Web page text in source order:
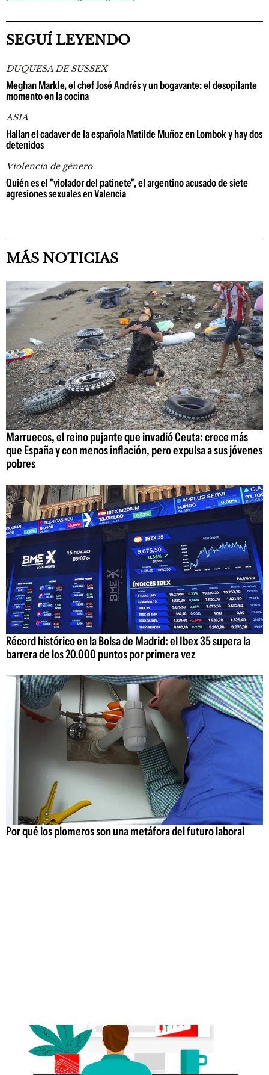
SEGUÍ LEYENDO
DUQUESA DE SUSSEX
Meghan Markle, el chef José Andrés y un bogavante: el desopilante
momento en la cocina
ASIA
Hallan el cadaver de la española Matilde Muñoz en Lombok y hay dos
detenidos
Violencia de género
Quién es el "violador del patinete", el argentino acusado de siete
agresiones sexuales en Valencia
MÁS NOTICIAS
Marruecos, el reino pujante que invadió Ceuta: crece más
que España y con menos inflación, pero expulsa a sus jóvenes
pobres
Récord histórico en la Bolsa de Madrid: el Ibex 35 supera la
barrera de los 20.000 puntos por primera vez
Por qué los plomeros son una metáfora del futuro laboral